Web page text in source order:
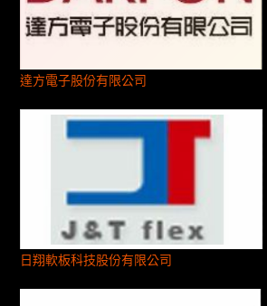
達方電子股份有限公司
日翔軟板科技股份有限公司